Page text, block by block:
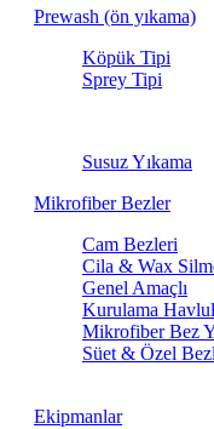
Prewash (ön yıkama)
Köpük Tipi
Sprey Tipi
Susuz Yıkama
Mikrofiber Bezler
Cam Bezleri
Cila & Wax
Genel Amaçlı
Kurulama
Mikrofiber Bez
Süet & Özel
Ekipmanlar